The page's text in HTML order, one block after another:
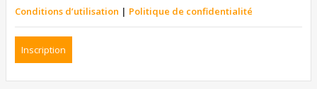
Conditions d’utilisation | Politique de confidentialité
Inscription